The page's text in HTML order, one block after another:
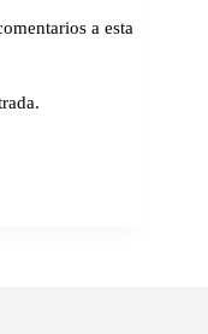
a esta